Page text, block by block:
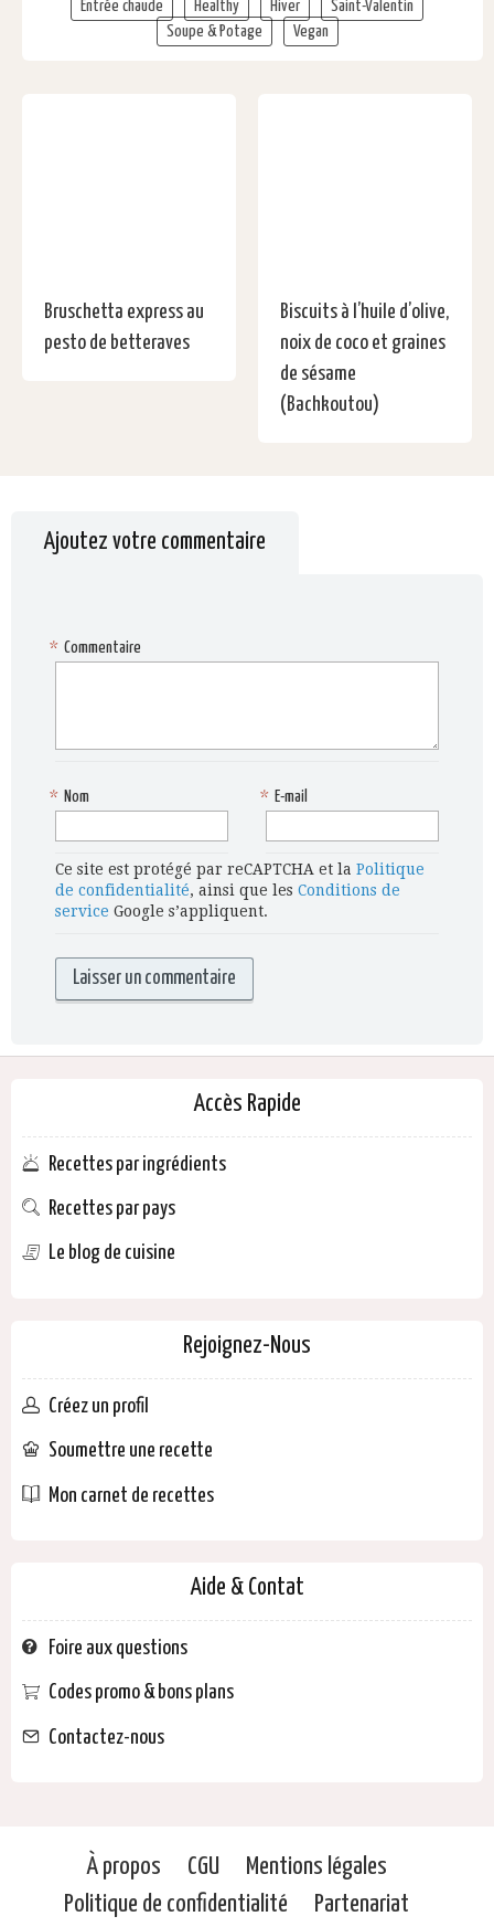
Entrée chaude Healthy Hiver
Saint-Valentin
Soupe & Potage
Vegan
Bruschetta express au
pesto de betteraves
Biscuits à l’huile d’olive,
noix de coco et graines
de sésame
(Bachkoutou)
Ajoutez votre commentaire
Commentaire
*
Nom
* E-mail
*
Ce site est protégé par reCAPTCHA et la Politique
de confidentialité, ainsi que les Conditions de
service Google s’appliquent.
Accès Rapide
Recettes par ingrédients
Recettes par pays
Le blog de cuisine
Rejoignez-Nous
Créez un profil
Soumettre une recette
Mon carnet de recettes
Aide & Contat
Foire aux questions
Codes promo & bons plans
Contactez-nous
À propos CGU
Mentions légales
Politique de confidentialité
Partenariat